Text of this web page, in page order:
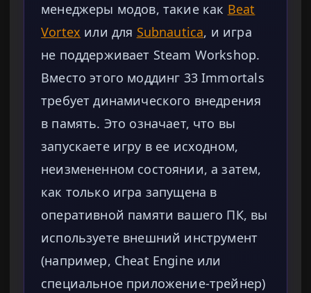
менеджеры модов, такие как Beat
Vortex или для Subnautica, и игра
не поддерживает Steam Workshop.
Вместо этого моддинг 33 Immortals
требует динамического внедрения
в память. Это означает, что вы
запускаете игру в ее исходном,
неизмененном состоянии, а затем,
как только игра запущена в
оперативной памяти вашего ПК, вы
используете внешний инструмент
(например, Cheat Engine или
специальное приложение-трейнер)